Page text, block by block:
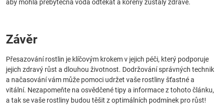
aby mohla přebytečná voda odtékat a kořeny zůstaly zdravé.
Závěr
Přesazování rostlin je klíčovým krokem v jejich péči, který podporuje
jejich zdravý růst a dlouhou životnost. Dodržování správných technik
a načasování vám může pomoci udržet vaše rostliny šťastné a
vitální. Nezapomeňte na osvědčené tipy a informace z tohoto článku,
a tak se vaše rostliny budou těšit z optimálních podmínek pro růst!